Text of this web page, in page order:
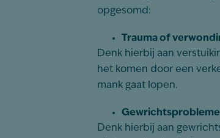
opgesomd:
Trauma of
Denk hierbij aan
het komen door een
mank gaat lopen.
Denk hierbij aan